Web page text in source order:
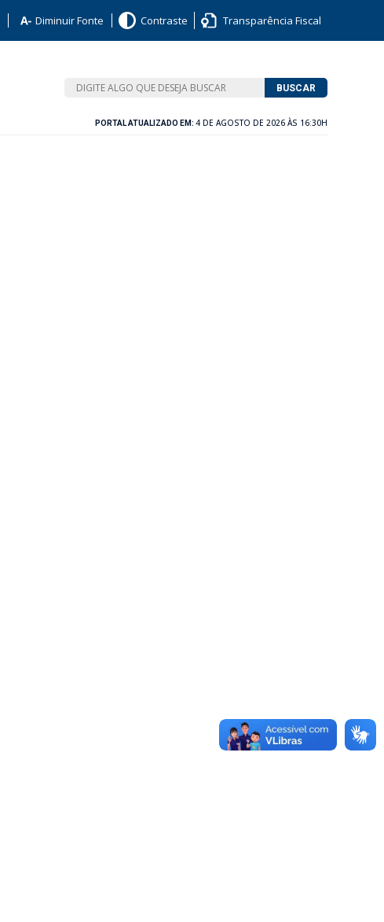
Diminuir Fonte Contraste Transparência Fiscal
BUSCAR
PORTAL ATUALIZADO EM: 4 DE AGOSTO DE 2026 ÀS 16:30H